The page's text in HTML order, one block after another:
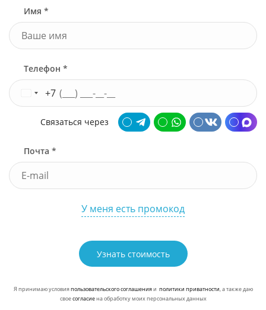
Имя *
Телефон *
+7
Связаться через
Почта *
У меня есть промокод
Узнать стоимость
Я принимаю условияпользовательского соглашенияи политики приватности, а также даю
своесогласиена обработку моих персональных данных